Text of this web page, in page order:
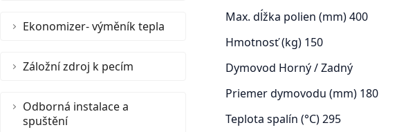
Ekonomizer- výměník tepla
Záložní zdroj k pecím
Odborná instalace a
spuštění
Max. dĺžka polien (mm)400
Hmotnosť (kg) 150
Dymovod Horný / Zadný
Priemer dymovodu (mm) 180
Teplota spalín (°C)295